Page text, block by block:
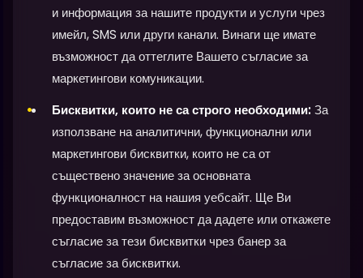
и информация за нашите продукти и услуги чрез
имейл, SMS или други канали. Винаги ще имате
възможност да оттеглите Вашето съгласие за
маркетингови комуникации.
Бисквитки, които не са строго необходими:За
използване на аналитични, функционални или
маркетингови бисквитки, които не са от
съществено значение за основната
функционалност на нашия уебсайт. Ще Ви
предоставим възможност да дадете или откажете
съгласие за тези бисквитки чрез банер за
съгласие за бисквитки.